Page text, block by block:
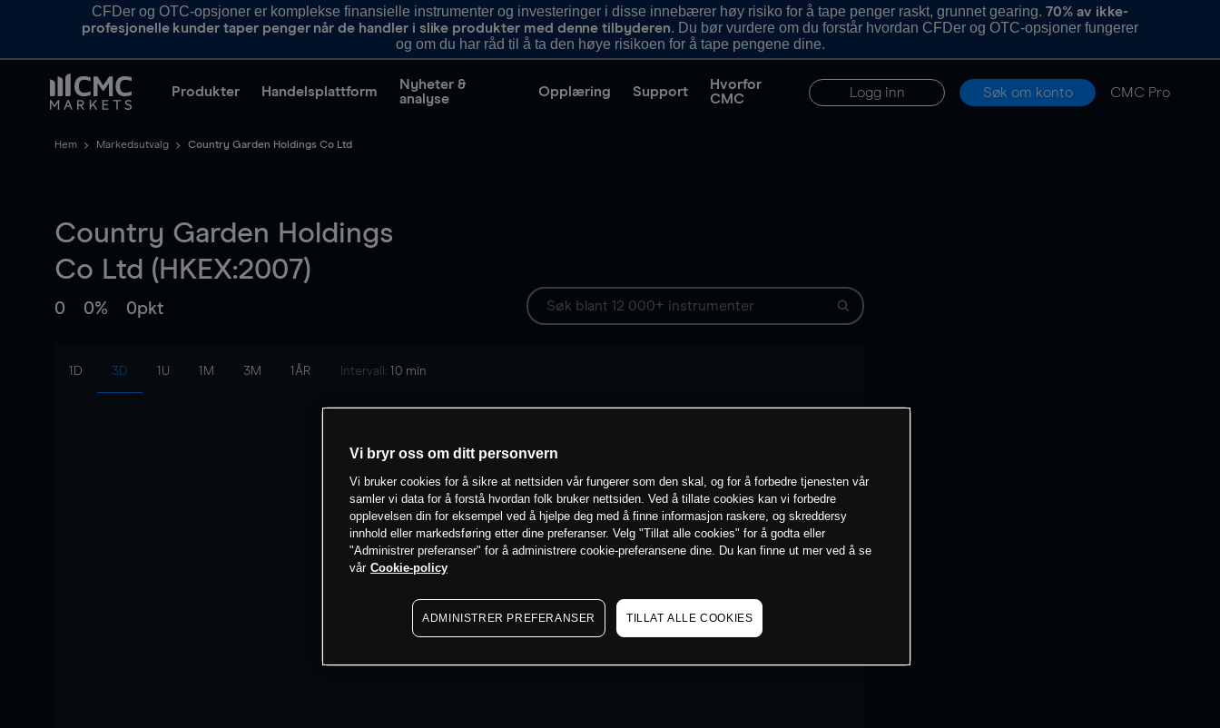
CFDer og OTC-opsjoner er komplekse finansielle instrumenter og investeringer i disse innebærer høy risiko for å tape penger raskt, grunnet gearing.70% av ikke-
profesjonelle kunder taper penger når de handler i slike produkter med denne tilbyderen. Du bør vurdere om du forstår hvordan CFDer og OTC-opsjoner fungerer
og om du har råd til å ta den høye risikoen for å tape pengene dine.
Produkter Handelsplattform
Nyheter &
analyse
Opplæring Support
Hvorfor
CMC
Logg inn Søk om konto CMC Pro
Hem Markedsutvalg Country Garden Holdings Co Ltd
Country Garden Holdings
Co Ltd (HKEX:2007)
0 0% 0pkt
1D 3D 1U 1M 3M 1ÅR Intervall: 10 min
Vi bryr oss om ditt personvern
Vi bruker cookies for å sikre at nettsiden vår fungerer som den skal, og for å forbedre tjenesten vår
samler vi data for å forstå hvordan folk bruker nettsiden. Ved å tillate cookies kan vi forbedre
opplevelsen din for eksempel ved å hjelpe deg med å finne informasjon raskere, og skreddersy
innhold eller markedsføring etter dine preferanser. Velg "Tillat alle cookies" for å godta eller
"Administrer preferanser" for å administrere cookie-preferansene dine. Du kan finne ut mer ved å se
vår Cookie-policy
ADMINISTRER PREFERANSER TILLAT ALLE COOKIES